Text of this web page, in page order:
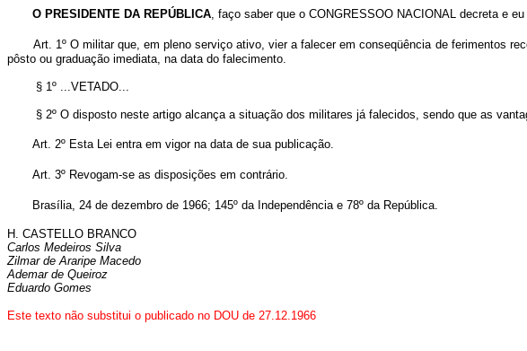
O PRESIDENTE DA REPÚBLICA, faço saber que o CONGRESSOO NACIONAL decreta e
Art. 1º O militar que, em pleno serviço ativo, vier a falecer em conseqüência de ferimentos
pôsto ou graduação imediata, na data do falecimento.
§ 1º ...VETADO...
§ 2º O disposto neste artigo alcança a situação dos militares já falecidos, sendo que as
Art. 2º Esta Lei entra em vigor na data de sua publicação.
Art. 3º Revogam-se as disposições em contrário.
Brasília, 24 de dezembro de 1966; 145º da Independência e 78º da República.
H. CASTELLO BRANCO
Carlos Medeiros Silva
Zilmar de Araripe Macedo
Ademar de Queiroz
Eduardo Gomes
Este texto não substitui o publicado no DOU de 27.12.1966